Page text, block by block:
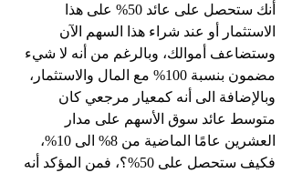
أنك ستحصل على عائد 50% على هذا
الاستثمار أو عند شراء هذا السهم الآن
وستضاعف أموالك، وبالرغم من أنه لا شيء
مضمون بنسبة 100% مع المال والاستثمار،
وبالإضافة الى أنه كمعيار مرجعي كان
متوسط ​​عائد سوق الأسهم على مدار
العشرين عامًا الماضية من 8% الى 10%،
فكيف ستحصل على 50%؟، فمن المؤكد أنه